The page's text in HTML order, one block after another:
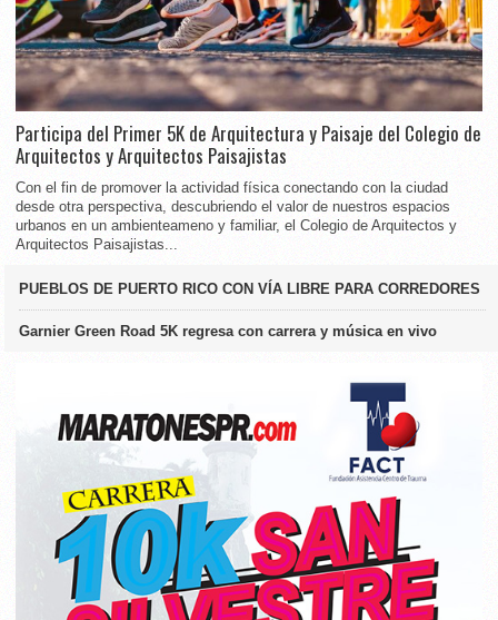
Participa del Primer 5K de Arquitectura y Paisaje del Colegio de
Arquitectos y Arquitectos Paisajistas
Con el fin de promover la actividad física conectando con la ciudad
desde otra perspectiva, descubriendo el valor de nuestros espacios
urbanos en un ambienteameno y familiar, el Colegio de Arquitectos y
Arquitectos Paisajistas...
PUEBLOS DE PUERTO RICO CON VÍA LIBRE PARA CORREDORES
Garnier Green Road 5K regresa con carrera y música en vivo